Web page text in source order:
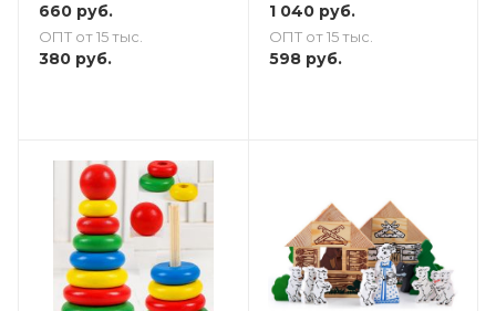
660 руб.
ОПТ от 15 тыс.
380 руб.
1 040руб.
ОПТ от 15 тыс.
598руб.